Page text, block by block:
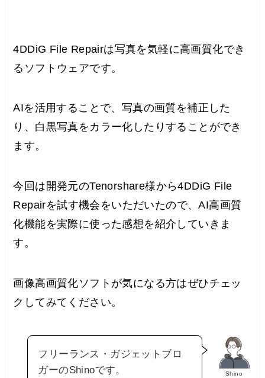
4DDiG File Repairは写真を気軽に高画質化でき
るソフトウェアです。
AIを活用することで、写真の画質を補正した
り、白黒写真をカラー化したりすることができ
ます。
今回は開発元のTenorshare様から4DDiG File
Repairを試す機会をいただいたので、AI高画質
化機能を実際に使った感想を紹介していきま
す。
画像高画質化ソフトが気になる方はぜひチェッ
クしてみてください。
Shino
フリーランス・ガジェットブロ
ガーのShinoです。